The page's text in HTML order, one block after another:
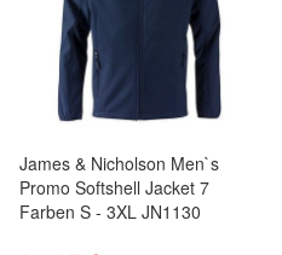
James & Nicholson Men`s
Promo Softshell Jacket 7
Farben S - 3XL JN1130